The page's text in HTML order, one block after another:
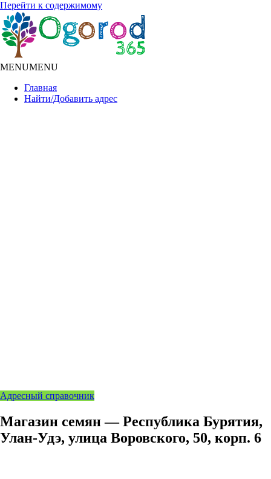
Перейти к содержимому
MENUMENU
Главная
Найти/Добавить адрес
Адресный справочник
Магазин семян — Республика Бурятия,
Улан-Удэ, улица Воровского, 50, корп. 6